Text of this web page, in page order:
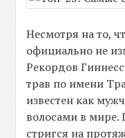
Несмотря на то,
официально не
Рекордов
трав по имени
известен как
волосами в мире.
стригся на